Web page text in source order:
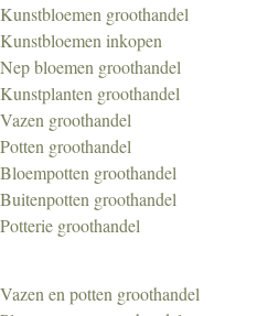
Kunstbloemen groothandel
Kunstbloemen inkopen
Nep bloemen groothandel
Kunstplanten groothandel
Vazen groothandel
Potten groothandel
Bloempotten groothandel
Buitenpotten groothandel
Potterie groothandel
Vazen en potten groothandel